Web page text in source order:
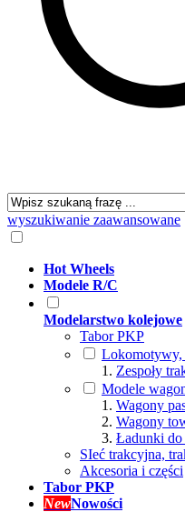
wyszukiwanie zaawansowane
Hot Wheels
Modele R/C
Modelarstwo kolejowe
Tabor PKP
Lokomotywy,
Zespoły
Modele
Wagony
Wagony
Ładunki
SIeć trakcyjna,
Akcesoria i części
Tabor PKP
NewNowości